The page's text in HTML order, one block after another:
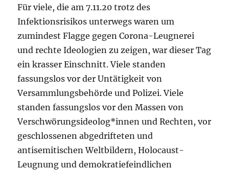
Für viele, die am 7.11.20 trotz des
Infektionsrisikos unterwegs waren um
zumindest Flagge gegen Corona-Leugnerei
und rechte Ideologien zu zeigen, war dieser Tag
ein krasser Einschnitt. Viele standen
fassungslos vor der Untätigkeit von
Versammlungsbehörde und Polizei. Viele
standen fassungslos vor den Massen von
Verschwörungsideolog*innen und Rechten, vor
geschlossenen abgedrifteten und
antisemitischen Weltbildern, Holocaust-
Leugnung und demokratiefeindlichen